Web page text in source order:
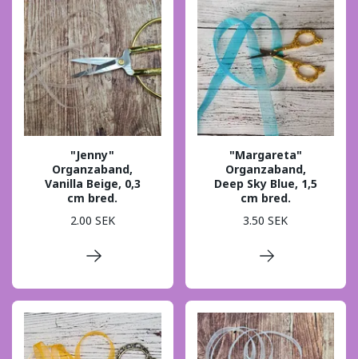
"Jenny"
Organzaband,
Vanilla Beige, 0,3
cm bred.
2.00 SEK
"Margareta"
Organzaband,
Deep Sky Blue, 1,5
cm bred.
3.50 SEK